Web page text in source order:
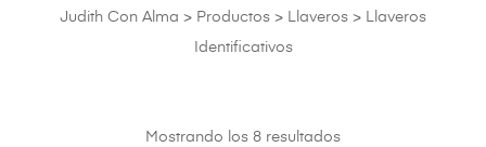
Judith Con Alma > Productos > Llaveros > Llaveros
Identificativos
Mostrando los 8 resultados